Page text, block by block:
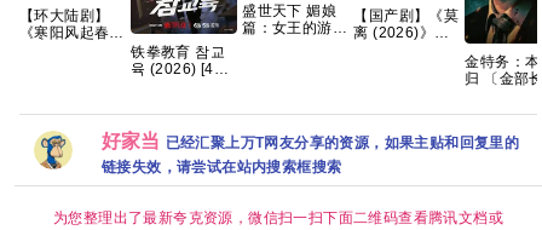
【环大陆剧】
《寒阳风起春山
集】
铁拳教育 참교
육 (2026) [4K-
【单集5～
8GB】
盛世天下 媚娘
篇：女王的游戏
【国产剧】《莫
离 (2026)》
金特务：
归 〔金部
语音轨内
幕
好家当 已经汇聚上万T网友分享的资源，如果主贴和回复里的
链接失效，请尝试在站内搜索框搜索
为您整理出了最新夸克资源，微信扫一扫下面二维码查看腾讯文档或